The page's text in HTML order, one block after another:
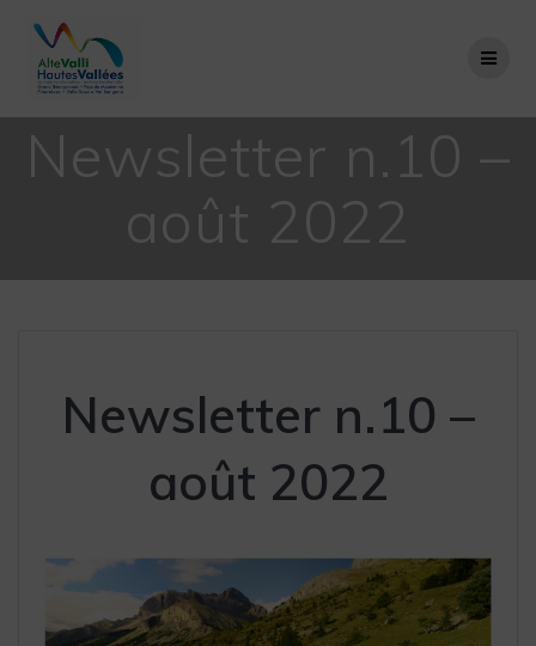
Newsletter n.10 –
août 2022
Newsletter n.10 –
août 2022